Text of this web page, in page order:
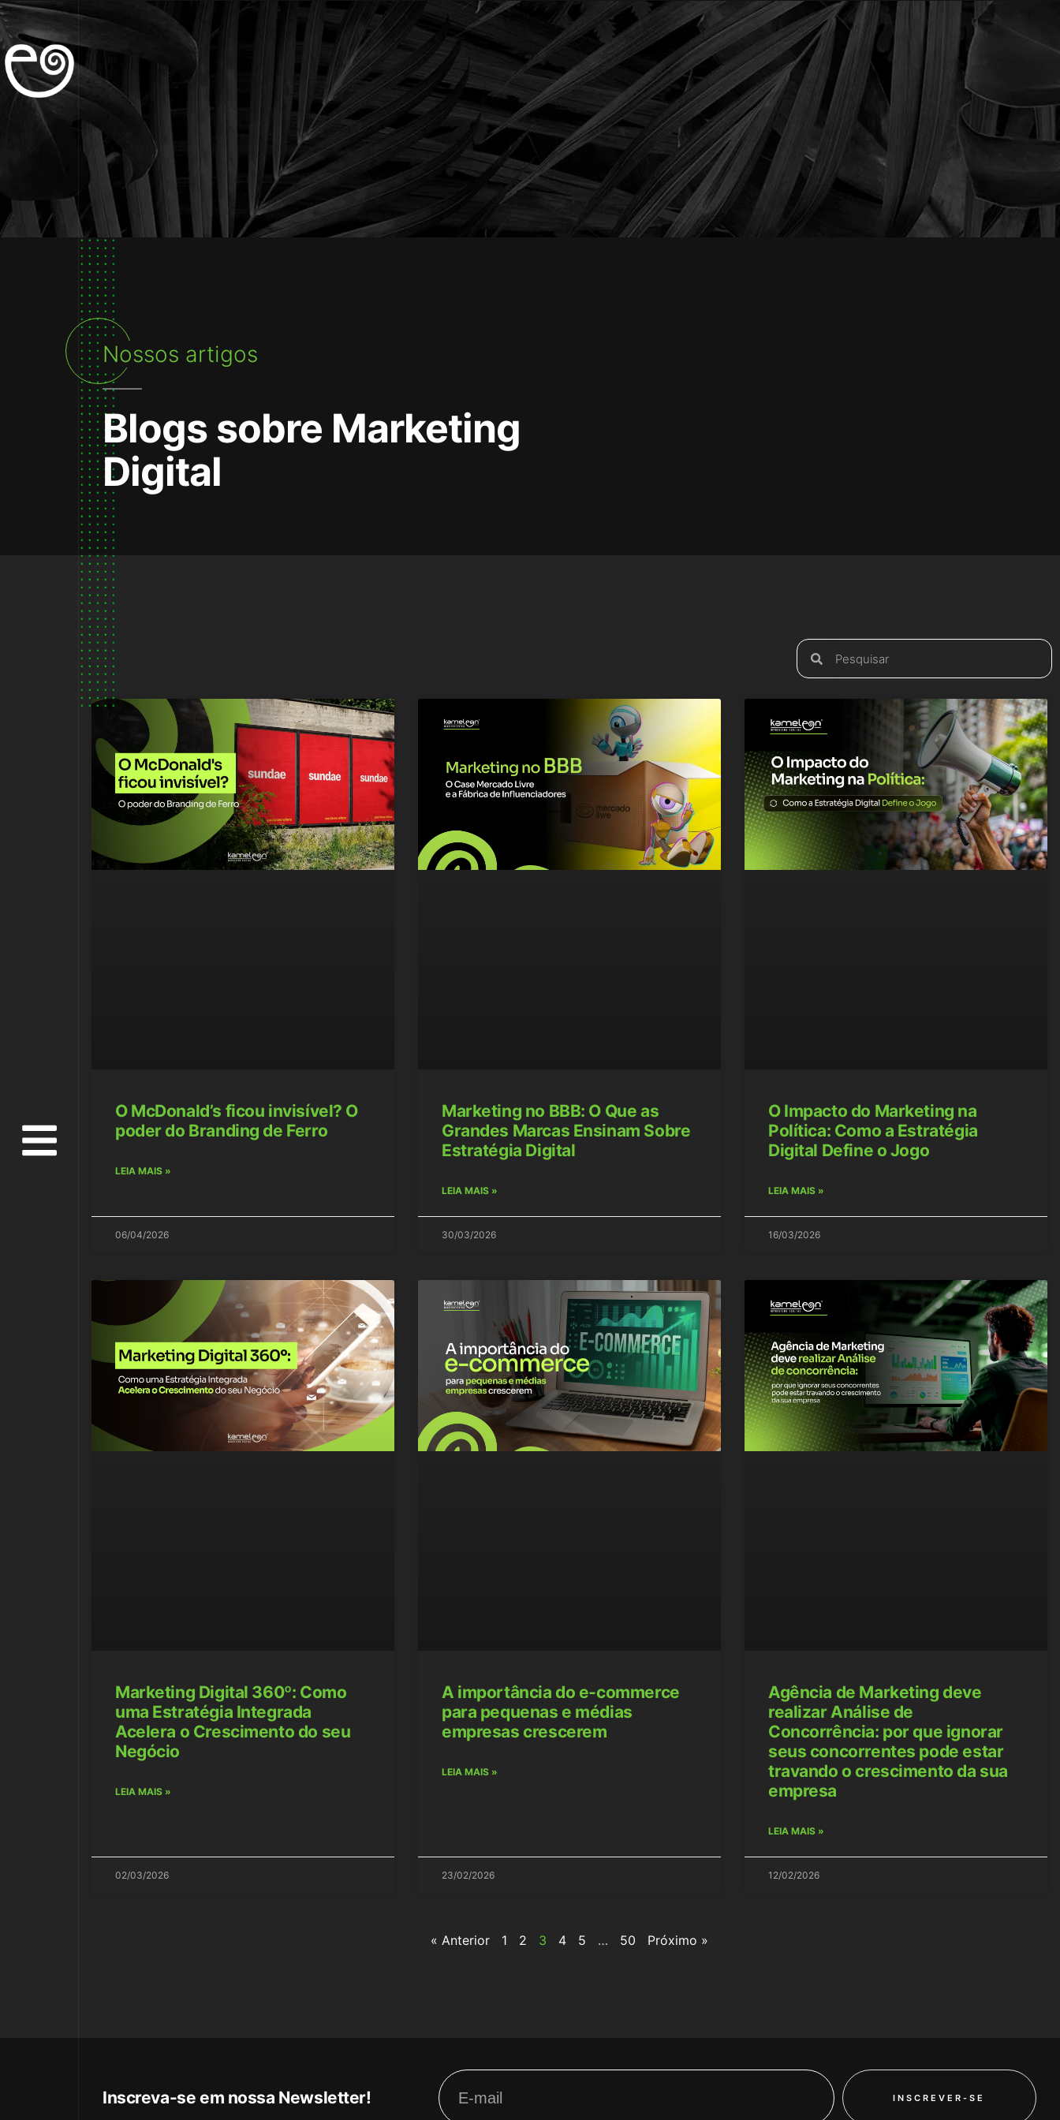
Nossos artigos
Blogs sobre Marketing
Digital
O McDonald’s ficou invisível? O
poder do Branding de Ferro
LEIA MAIS »
06/04/2026
Marketing no BBB: O Que as
Grandes Marcas Ensinam Sobre
Estratégia Digital
LEIA MAIS »
30/03/2026
O Impacto do Marketing na
Política: Como a Estratégia
Digital Define o Jogo
LEIA MAIS »
16/03/2026
Marketing Digital 360º: Como
uma Estratégia Integrada
Acelera o Crescimento do seu
Negócio
LEIA MAIS »
02/03/2026
A importância do e-commerce
para pequenas e médias
empresas crescerem
LEIA MAIS »
23/02/2026
Agência de Marketing deve
realizar Análise de
Concorrência: por que ignorar
seus concorrentes pode estar
travando o crescimento da sua
empresa
LEIA MAIS »
12/02/2026
« Anterior 1 2 3 4 5 … 50 Próximo »
Inscreva-se em nossa Newsletter! INSCREVER-SE